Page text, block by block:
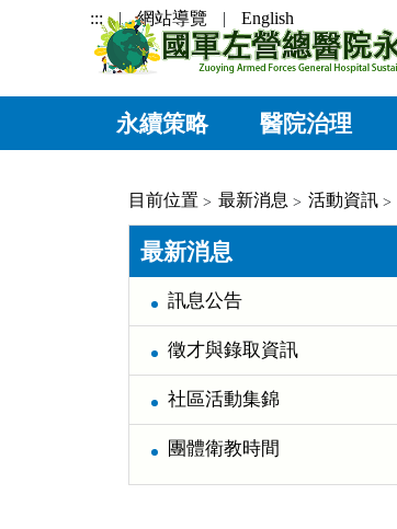
跳到主要內容區塊
::: 網站導覽 English
永續策略 醫院治理
目前位置 最新消息 活動資訊
最新消息
訊息公告
徵才與錄取資訊
社區活動集錦
團體衛教時間